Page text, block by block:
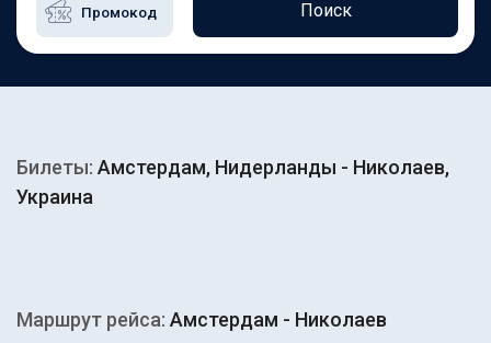
Поиск
Билеты: Амстердам, Нидерланды - Николаев,
Украина
Маршрут рейса: Амстердам - Николаев